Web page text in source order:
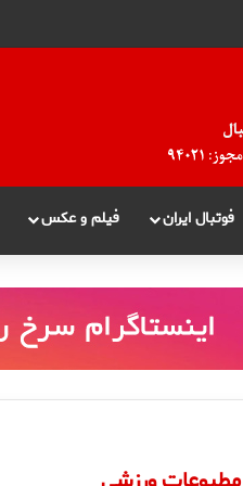
فوتبال ایران فیلم و عکس